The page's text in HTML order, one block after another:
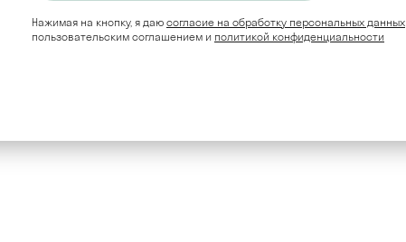
Нажимая на кнопку, я даю согласие на обработку персональных данных
пользовательским соглашением и политикой конфиденциальности